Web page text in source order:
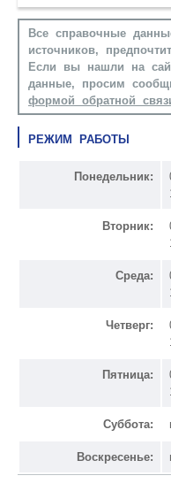
Все справочные
источников,
Если вы нашли на
данные, просим
формой обратной
РЕЖИМ РАБОТЫ
Понедельник:
Вторник:
Среда:
Четверг:
Пятница:
Суббота:
Воскресенье: